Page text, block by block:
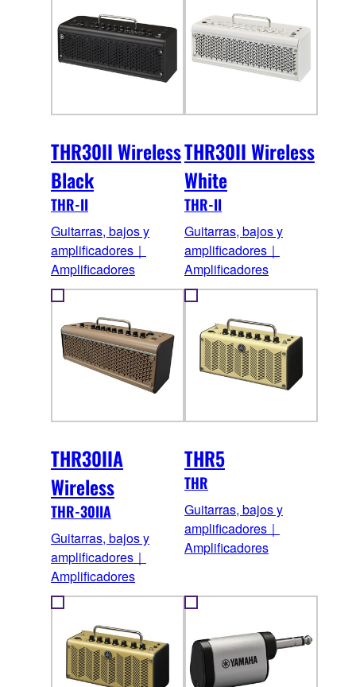
THR30II Wireless
Black
THR-II
Guitarras, bajos y
amplificadores｜
Amplificadores
THR30II Wireless
White
THR-II
Guitarras, bajos y
amplificadores｜
Amplificadores
THR30IIA
Wireless
THR-30IIA
Guitarras, bajos y
amplificadores｜
Amplificadores
THR5
THR
Guitarras, bajos y
amplificadores｜
Amplificadores